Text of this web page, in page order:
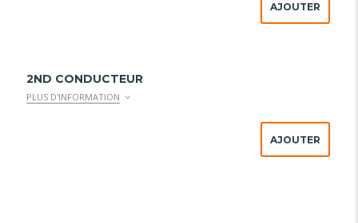
AJOUTER
2ND CONDUCTEUR
PLUS D'INFORMATION
AJOUTER